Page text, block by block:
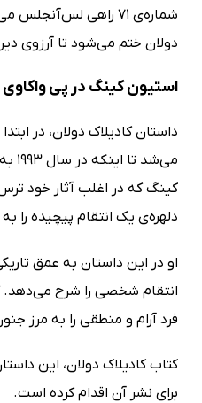
شماره‌ی 71 راهی
دولان ختم می‌شود تا آرزوی
استیون کینگ در پی
داستان کادیلاک دولان، در
کینگ که در اغلب آثار خود
دلهره‌ی یک انتقام پیچیده را
او در این داستان به عمق
انتقام شخصی را شرح می‌دهد.
فرد آرام و منطقی را به مرز
کتاب کادیلاک دولان، این
برای نشر آن اقدام کرده است.